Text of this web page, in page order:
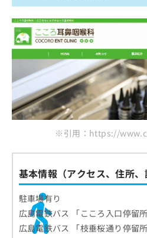
※引用：https://
基本情報（アクセス、住所、
駐車場有り
広島電鉄バス 「こころ入口停留
広島電鉄バス 「枝垂桜通り停留